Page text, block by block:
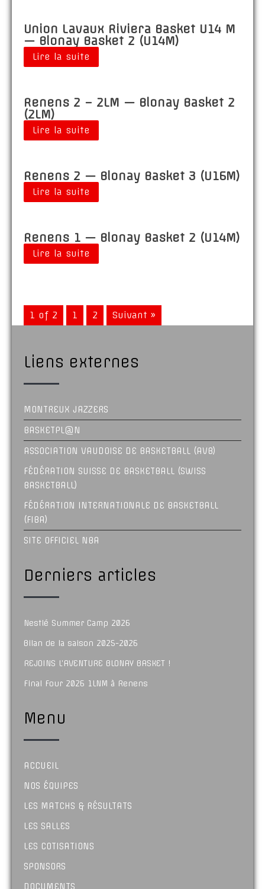
Union Lavaux Riviera Basket U14 M
— Blonay Basket 2 (U14M)
Lire la suite
Renens 2 – 2LM — Blonay Basket 2
(2LM)
Lire la suite
Renens 2 — Blonay Basket 3 (U16M)
Lire la suite
Renens 1 — Blonay Basket 2 (U14M)
Lire la suite
1 of 2 1 2 Suivant »
Liens externes
MONTREUX JAZZERS
BASKETPL@N
ASSOCIATION VAUDOISE DE BASKETBALL (AVB)
FÉDÉRATION SUISSE DE BASKETBALL (SWISS
BASKETBALL)
FÉDÉRATION INTERNATIONALE DE BASKETBALL
(FIBA)
SITE OFFICIEL NBA
Derniers articles
Nestlé Summer Camp 2026
Bilan de la saison 2025-2026
REJOINS L’AVENTURE BLONAY BASKET !
Final Four 2026 1LNM à Renens
Menu
ACCUEIL
NOS ÉQUIPES
LES MATCHS & RÉSULTATS
LES SALLES
LES COTISATIONS
SPONSORS
DOCUMENTS